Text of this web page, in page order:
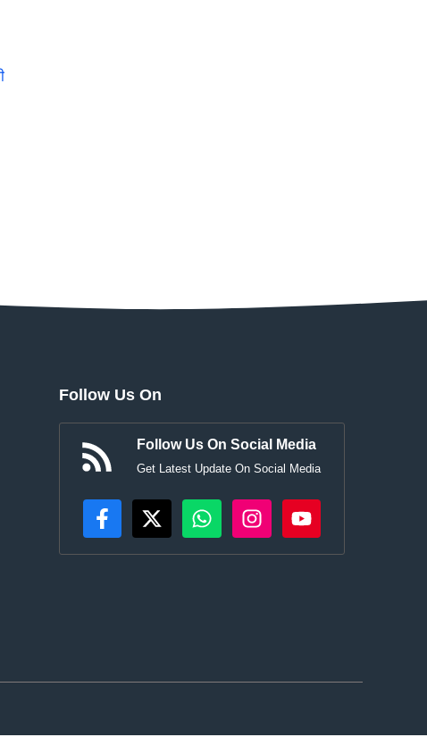
Follow Us On
Follow Us On Social Media
Get Latest Update On Social Media